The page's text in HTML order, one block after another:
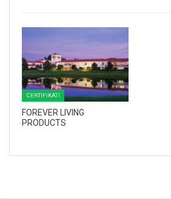
CERTIFIKATI
FOREVER LIVING
PRODUCTS